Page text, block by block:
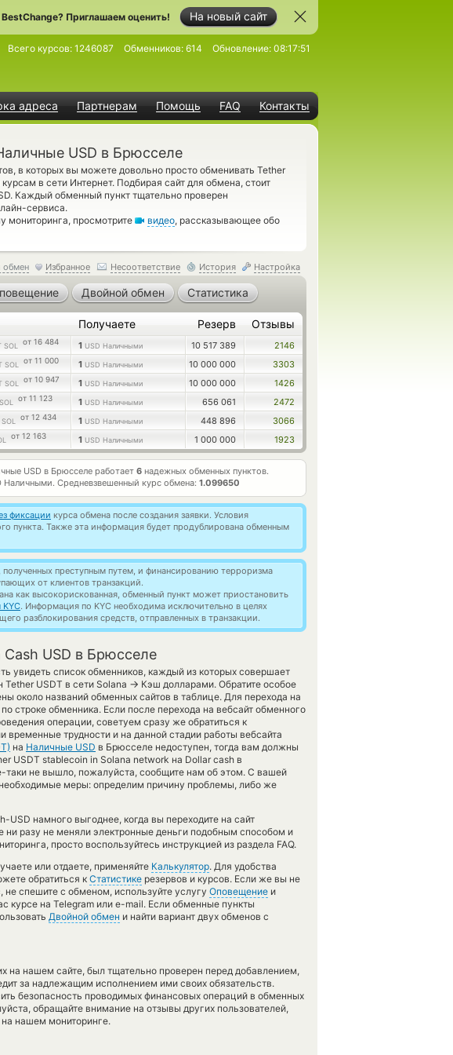
На новый сайт
Приглашаем оценить!
адреса Партнерам Помощь FAQ Контакты
Всего курсов: 1246087 Обменников: 614 Обновление: 08:17:51
USD в Брюсселе
в которых вы можете довольно просто обменивать Tether
в сети Интернет. Подбирая сайт для обмена, стоит
Каждый обменный пункт тщательно проверен
сервиса.
мониторинга, просмотрите
видео, рассказывающее обо
обмен Избранное Несоответствие История Настройка
Двойной обмен Статистика
Получаете Резерв Отзывы
SOL от 16 484 1 USD Наличными 10 517 389
2146
SOL от 11 000 1 USD Наличными 10 000 000
3303
SOL от 10 947 1 USD Наличными 10 000 000
1426
от 11 123 1 USD Наличными 656 061
2472
от 12 434 1 USD Наличными 448 896
3066
от 12 163 1 USD Наличными 1 000 000 1923
USD в Брюсселе работает 6 надежных обменных пунктов.
Наличными. Средневзвешенный курс обмена: 1.099650
фиксации курса обмена после создания заявки. Условия
пункта. Также эта информация будет продублирована обменным
преступным путем, и финансированию терроризма
от клиентов транзакций.
как высокорискованная, обменный пункт может приостановить
. Информация по KYC необходима исключительно в целях
разблокирования средств, отправленных в транзакции.
USD в Брюсселе
увидеть список обменников, каждый из которых совершает
USDT в сети Solana → Кэш долларами. Обратите особое
около названий обменных сайтов в таблице. Для перехода на
строке обменника. Если после перехода на вебсайт обменного
операции, советуем сразу же обратиться к
временные трудности и на данной стадии работы вебсайта
на Наличные USD в Брюсселе недоступен, тогда вам должны
USDT stablecoin in Solana network на Dollar cash в
таки не вышло, пожалуйста, сообщите нам об этом. С вашей
меры: определим причину проблемы, либо же
USD намного выгоднее, когда вы переходите на сайт
разу не меняли электронные деньги подобным способом и
просто воспользуйтесь инструкцией из раздела FAQ.
или отдаете, применяйте Калькулятор. Для удобства
обратиться кСтатистике резервов и курсов. Если же вы не
спешите с обменом, используйте услугу Оповещение и
курсе на Telegram или e-mail. Если обменные пункты
Двойной обмен и найти вариант двух обменов с
на нашем сайте, был тщательно проверен перед добавлением,
за надлежащим исполнением ими своих обязательств.
безопасность проводимых финансовых операций в обменных
обращайте внимание на отзывы других пользователей,
нашем мониторинге.